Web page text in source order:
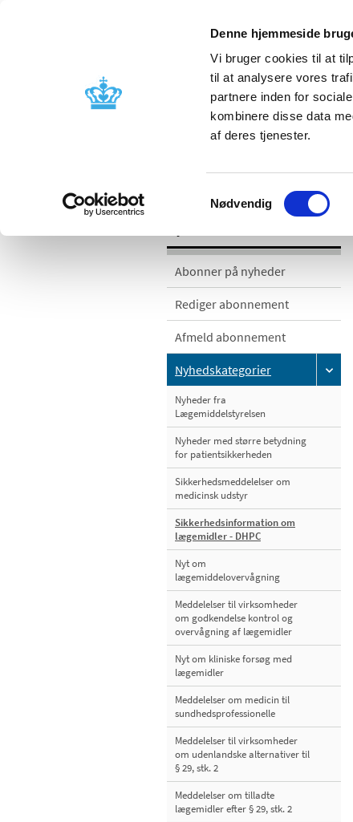
Denne hjemmeside
Vi bruger cookies til at
til at analysere vores
partnere inden for
kombinere disse data
af deres tjenester.
Samtykkevalg
Nødvendig
Godkendelse og
Abonner på nyheder
Rediger abonnement
Afmeld abonnement
Nyhedskategorier
Nyheder fra
Lægemiddelstyrelsen
Nyheder med større betydning
for patientsikkerheden
Sikkerhedsmeddelelser om
medicinsk udstyr
Sikkerhedsinformation om
lægemidler - DHPC
Nyt om
lægemiddelovervågning
Meddelelser til virksomheder
om godkendelse kontrol og
overvågning af lægemidler
Nyt om kliniske forsøg med
lægemidler
Meddelelser om medicin til
sundhedsprofessionelle
Meddelelser til virksomheder
om udenlandske alternativer til
§ 29, stk. 2
Meddelelser om tilladte
lægemidler efter § 29, stk. 2